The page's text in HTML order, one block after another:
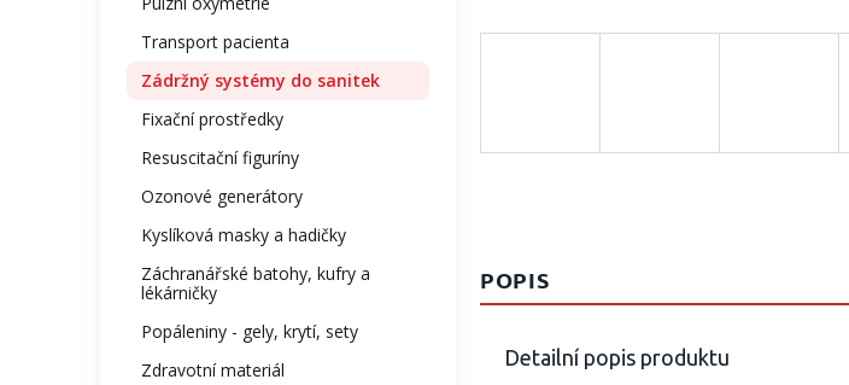
Transport pacienta
Zádržný systémy do sanitek
Fixační prostředky
Resuscitační figuríny
Ozonové generátory
Kyslíková masky a hadičky
Záchranářské batohy, kufry a
lékárničky
Popáleniny - gely, krytí, sety
Zdravotní materiál
POPIS
Detailní popis produktu